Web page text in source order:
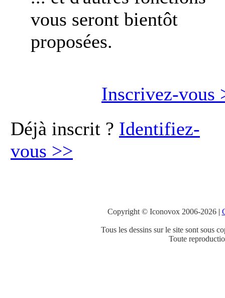
vous seront bientôt
proposées.
Inscrivez-vous
Déjà inscrit ? Identifiez-
vous >>
Copyright © Iconovox 2006-2026|
Tous les dessins sur le site sont sous
Toute